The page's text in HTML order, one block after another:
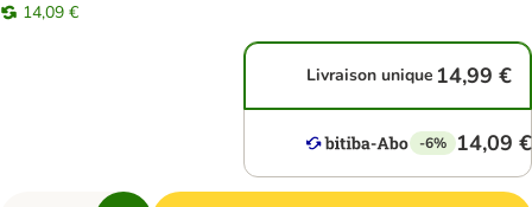
14,09 €
Livraison unique 14,99 €
-6% 14,09 €